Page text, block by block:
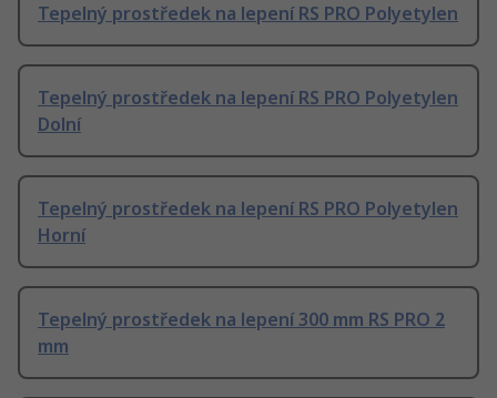
Tepelný prostředek na lepení RS PRO Polyetylen
Tepelný prostředek na lepení RS PRO Polyetylen
Dolní
Tepelný prostředek na lepení RS PRO Polyetylen
Horní
Tepelný prostředek na lepení 300 mm RS PRO 2
mm